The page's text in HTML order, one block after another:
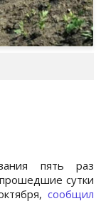
пять раз
сутки
сообщил